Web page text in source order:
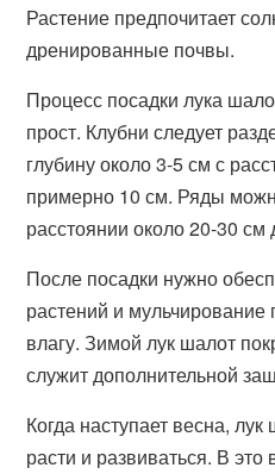
Растение предпочитает
дренированные почвы.
Процесс посадки лука
прост. Клубни следует
глубину около 3-5 см с
примерно 10 см. Ряды
расстоянии около 20-30 см
После посадки нужно
растений и
влагу. Зимой лук шалот
служит дополнительной
Когда наступает весна,
расти и развиваться. В это